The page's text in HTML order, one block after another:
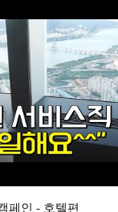
페인 - 호텔편